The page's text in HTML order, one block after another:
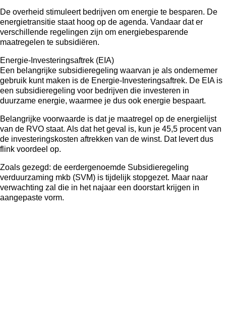
De overheid stimuleert bedrijven om energie te besparen. De
energietransitie staat hoog op de agenda. Vandaar dat er
verschillende regelingen zijn om energiebesparende
maatregelen te subsidiëren.
Energie-Investeringsaftrek (EIA)
Een belangrijke subsidieregeling waarvan je als ondernemer
gebruik kunt maken is de Energie-Investeringsaftrek. De EIA is
een subsidieregeling voor bedrijven die investeren in
duurzame energie, waarmee je dus ook energie bespaart.
Belangrijke voorwaarde is dat je maatregel op de energielijst
van de RVO staat. Als dat het geval is, kun je 45,5 procent van
de investeringskosten aftrekken van de winst. Dat levert dus
flink voordeel op.
Zoals gezegd: de eerdergenoemde Subsidieregeling
verduurzaming mkb (SVM) is tijdelijk stopgezet. Maar naar
verwachting zal die in het najaar een doorstart krijgen in
aangepaste vorm.